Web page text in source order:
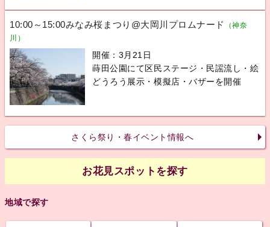
10:00～15:00みなみ桜まつり@大岡川プロムナード
（神奈
川）
開催：3月21日
蒔田公園にて区民ステージ・民謡流し・絵
どうろう展示・模擬店・バザーを開催
さくら祭り・春イベント情報へ
お花見スポットを探す
地域で探す